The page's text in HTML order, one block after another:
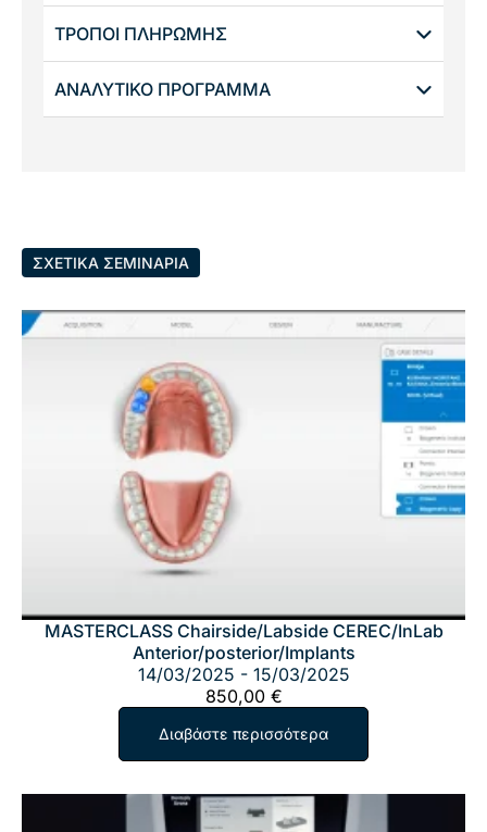
ΤΡΟΠΟΙ ΠΛΗΡΩΜΗΣ
ΑΝΑΛΥΤΙΚΟ ΠΡΟΓΡΑΜΜΑ
ΣΧΕΤΙΚΑ ΣΕΜΙΝΑΡΙΑ
MASTERCLASS Chairside/Labside CEREC/InLab
Anterior/posterior/Implants
14/03/2025 - 15/03/2025
850,00 €
Διαβάστε περισσότερα